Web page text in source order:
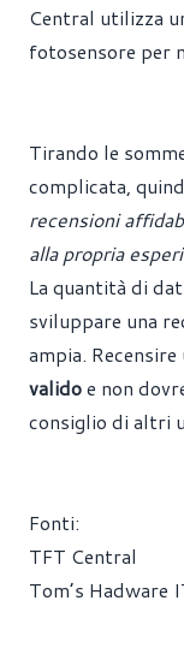
Central utilizza
fotosensore per
Tirando le
complicata,
recensioni
alla propria
La quantità di
sviluppare una
ampia.
validoe non
consiglio di altri
Fonti:
TFT Central
Tom’s Hadware